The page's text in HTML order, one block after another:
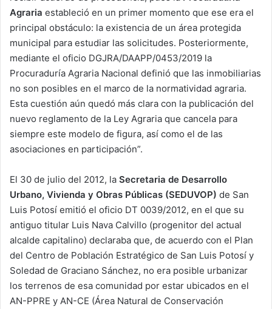
Agraria estableció en un primer momento que ese era el
principal obstáculo: la existencia de un área protegida
municipal para estudiar las solicitudes. Posteriormente,
mediante el oficio DGJRA/DAAPP/0453/2019 la
Procuraduría Agraria Nacional definió que las inmobiliarias
no son posibles en el marco de la normatividad agraria.
Esta cuestión aún quedó más clara con la publicación del
nuevo reglamento de la Ley Agraria que cancela para
siempre este modelo de figura, así como el de las
asociaciones en participación”.
El 30 de julio del 2012, la Secretaria de Desarrollo
Urbano, Vivienda y Obras Públicas (SEDUVOP) de San
Luis Potosí emitió el oficio DT 0039/2012, en el que su
antiguo titular Luis Nava Calvillo (progenitor del actual
alcalde capitalino) declaraba que, de acuerdo con el Plan
del Centro de Población Estratégico de San Luis Potosí y
Soledad de Graciano Sánchez, no era posible urbanizar
los terrenos de esa comunidad por estar ubicados en el
AN-PPRE y AN-CE (Área Natural de Conservación